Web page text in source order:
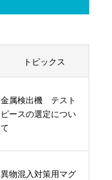
トピックス
金属検出機 テスト
ピースの選定につい
て
異物混入対策用マグ